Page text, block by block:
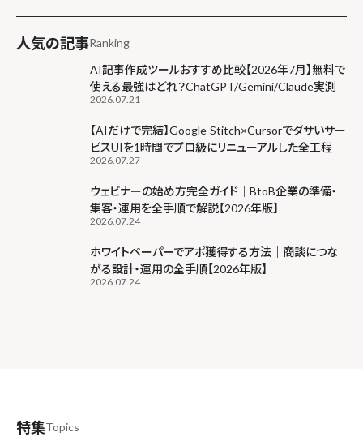
人気の記事Ranking
AI記事作成ツールおすすめ比較【2026年7月】無料で
使える最強はどれ？ChatGPT/Gemini/Claude実測
2026.07.21
【AIだけで完結】Google Stitch×Cursorでダサいサー
ビスUIを1時間でプロ級にリニューアルした全工程
2026.07.27
ウェビナーの始め方完全ガイド｜BtoB企業の準備・
集客・運用を全手順で解説【2026年版】
2026.07.24
ホワイトペーパーでアポ獲得する方法｜商談につな
がる設計・運用の全手順【2026年版】
2026.07.24
特集Topics